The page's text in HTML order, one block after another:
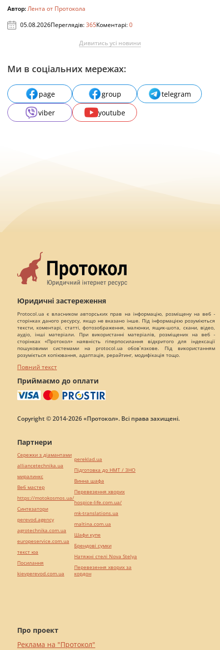
Автор:Лента от Протокола
05.08.2026Переглядів:365Коментарі:0
Дивитись усі новини
Ми в соціальних мережах:
page group
telegram
viber
youtube
Юридичні застереження
Protocol.ua є власником авторських прав на інформацію, розміщену на веб -
сторінках даного ресурсу, якщо не вказано інше. Під інформацією розуміються
тексти, коментарі, статті, фотозображення, малюнки, ящик-шота, скани, відео,
аудіо, інші матеріали. При використанні матеріалів, розміщених на веб -
сторінках «Протокол» наявність гіперпосилання відкритого для індексації
пошуковими системами на protocol.ua обов`язкове. Під використанням
розуміється копіювання, адаптація, рерайтинг, модифікація тощо.
Повний текст
Приймаємо до оплати
Copyright © 2014-2026 «Протокол». Всі права захищені.
Про проект
Реклама на "Протокол"
Партнери
Сережки з діамантами
alliancetechnika.ua
миралинкс
Веб мастер
https://motokosmos.ua/
Синтезатори
perevod.agency
agrotechnika.com.ua
europeservice.com.ua
текст юа
Посилання
kievperevod.com.ua
pereklad.ua
Підготовка до НМТ / ЗНО
Винна шафа
Перевезення хворих
hospice-life.com.ua/
mk-translations.ua
maltina.com.ua
Шафи купе
Брендові сумки
Натяжні стелі Nova Stelya
Перевезення хворих за
кордон